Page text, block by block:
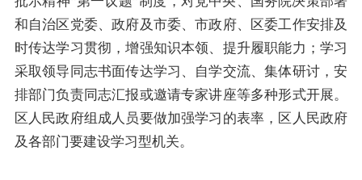
和自治区党委、政府及市委、市政府、区委工作安排及
时传达学习贯彻，增强知识本领、提升履职能力；学习
采取领导同志书面传达学习、自学交流、集体研讨，安
排部门负责同志汇报或邀请专家讲座等多种形式开展。
区人民政府组成人员要做加强学习的表率， 区人民政府
及各部门要建设学习型机关。